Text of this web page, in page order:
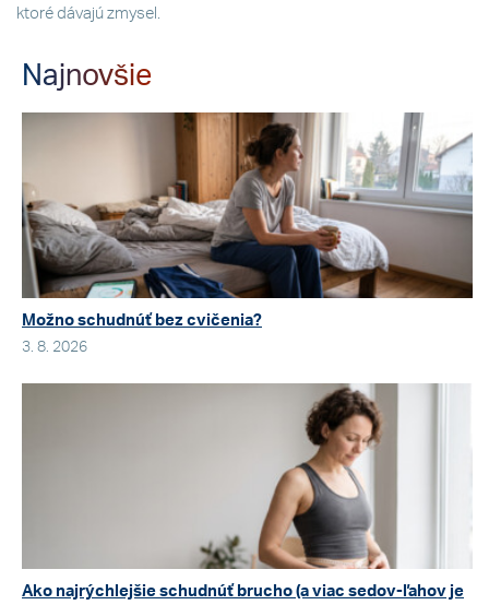
ktoré dávajú zmysel.
Najnovšie
Možno schudnúť bez cvičenia?
3. 8. 2026
Ako najrýchlejšie schudnúť brucho (a viac sedov-ľahov je